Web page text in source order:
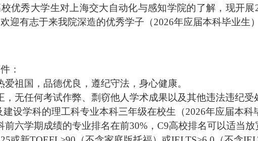
优秀大学生对上海交大自动化与感知学院的了解，现开展
迎有志于来我院深造的优秀学子（2026年应届本科毕业生
：
祖国，品德优良，遵纪守法，身心健康。
，无任何考试作弊、剽窃他人学术成果以及其他违法违纪受
建设学科的理工科专业本科三年级在校生（2026年应届本科
前六学期成绩的专业排名在前30%， C9高校排名可以适当放